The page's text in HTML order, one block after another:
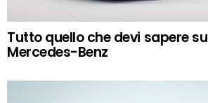
Tutto quello che devi sapere
Mercedes-Benz